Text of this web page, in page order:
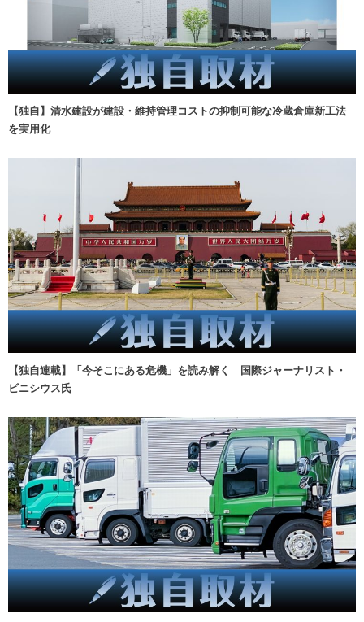
【独自】清水建設が建設・維持管理コストの抑制可能な冷蔵倉庫新工法
を実用化
【独自連載】「今そこにある危機」を読み解く 国際ジャーナリスト・
ビニシウス氏